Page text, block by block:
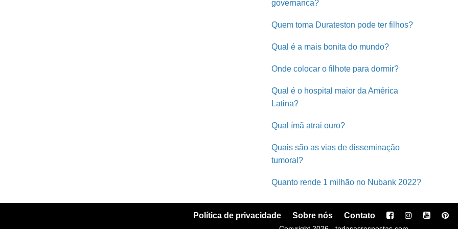
governanca?
Quem toma Durateston pode ter filhos?
Qual é a mais bonita do mundo?
Onde colocar o filhote para dormir?
Qual é o hospital maior da América
Latina?
Qual ímã atrai ouro?
Quais são as vias de disseminação
tumoral?
Quanto rende 1 milhão no Nubank 2022?
Política de privacidade Sobre nós Contato